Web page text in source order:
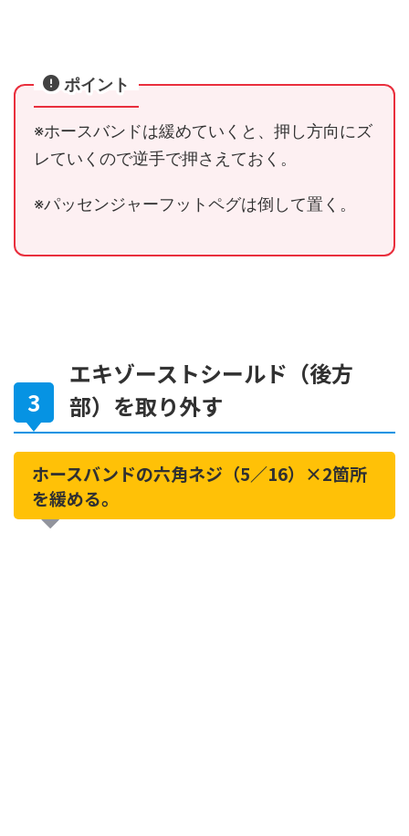
ポイント
※ホースバンドは緩めていくと、押し方向にズ
レていくので逆手で押さえておく。
※パッセンジャーフットペグは倒して置く。
エキゾーストシールド（後方
部）を取り外す
ホースバンドの六角ネジ（5／16）×2箇所
を緩める。